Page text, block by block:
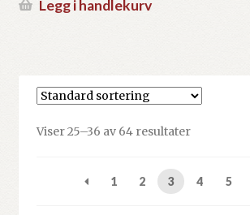
Legg i handlekurv
Viser 25–36 av 64 resultater
1 2 3 4 5